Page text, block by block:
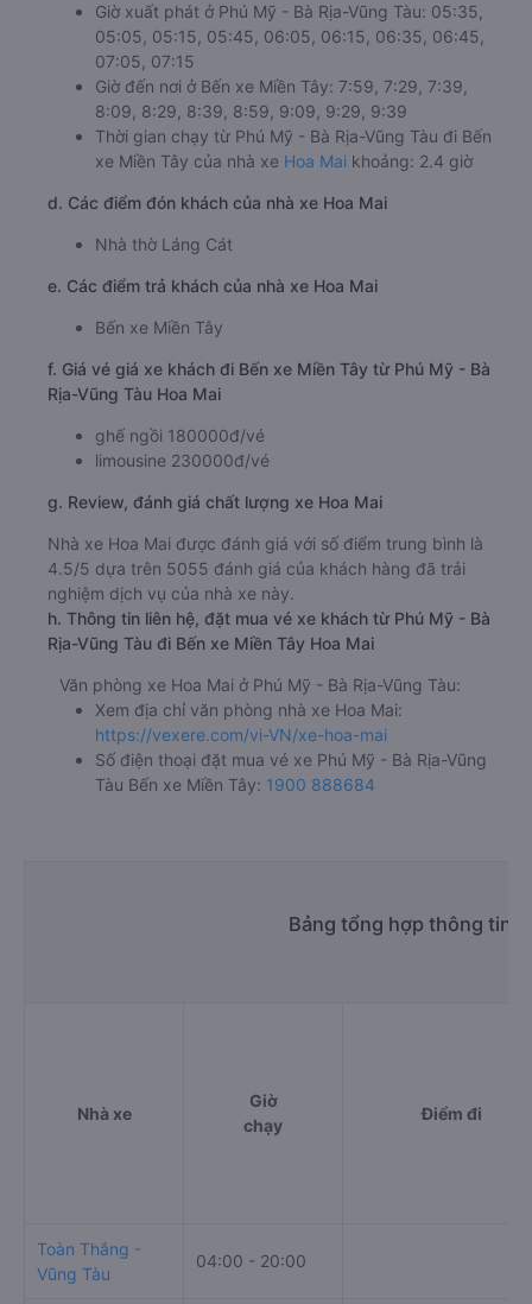
Giờ xuất phát ở Phú Mỹ - Bà Rịa-Vũng Tàu: 05:35,
05:05, 05:15, 05:45, 06:05, 06:15, 06:35, 06:45,
07:05, 07:15
Giờ đến nơi ở Bến xe Miền Tây: 7:59, 7:29, 7:39,
8:09, 8:29, 8:39, 8:59, 9:09, 9:29, 9:39
Thời gian chạy từ Phú Mỹ - Bà Rịa-Vũng Tàu đi Bến
xe Miền Tây của nhà xe Hoa Mai khoảng: 2.4 giờ
d. Các điểm đón khách của nhà xe Hoa Mai
Nhà thờ Láng Cát
e. Các điểm trả khách của nhà xe Hoa Mai
Bến xe Miền Tây
f. Giá vé giá xe khách đi Bến xe Miền Tây từ Phú Mỹ - Bà
Rịa-Vũng Tàu Hoa Mai
ghế ngồi 180000đ/vé
limousine 230000đ/vé
g. Review, đánh giá chất lượng xe Hoa Mai
Nhà xe Hoa Mai được đánh giá với số điểm trung bình là
4.5/5 dựa trên 5055 đánh giá của khách hàng đã trải
nghiệm dịch vụ của nhà xe này.
h. Thông tin liên hệ, đặt mua vé xe khách từ Phú Mỹ - Bà
Rịa-Vũng Tàu đi Bến xe Miền Tây Hoa Mai
Văn phòng xe Hoa Mai ở Phú Mỹ - Bà Rịa-Vũng Tàu:
Xem địa chỉ văn phòng nhà xe Hoa Mai:
https://vexere.com/vi-VN/xe-hoa-mai
Số điện thoại đặt mua vé xe Phú Mỹ - Bà Rịa-Vũng
Tàu Bến xe Miền Tây: 1900 888684
Bảng tổng hợp thông tin
Nhà xe
Giờ
chạy
Điểm đi
Toàn Thắng -
Vũng Tàu
04:00 - 20:00